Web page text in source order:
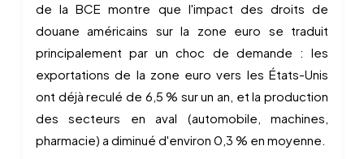
de la BCE montre que l'impact des droits de
douane américains sur la zone euro se traduit
principalement par un choc de demande : les
exportations de la zone euro vers les États-Unis
ont déjà reculé de 6,5 % sur un an, et la production
des secteurs en aval (automobile, machines,
pharmacie) a diminué d'environ 0,3 % en moyenne.